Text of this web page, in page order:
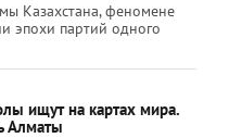
Казахстана, феномене
эпохи партий одного
ищут на картах мира.
Алматы